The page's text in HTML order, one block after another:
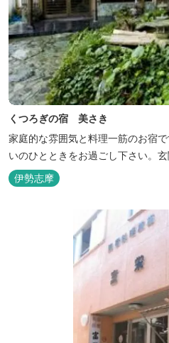
くつろぎの宿 美さき
家庭的な雰囲気と料理一筋のお宿
いのひとときをお過ごし下さい。
伊勢志摩